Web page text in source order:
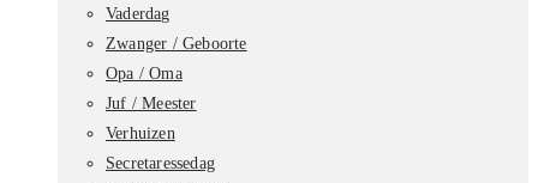
Vaderdag
Zwanger / Geboorte
Opa / Oma
Juf / Meester
Verhuizen
Secretaressedag